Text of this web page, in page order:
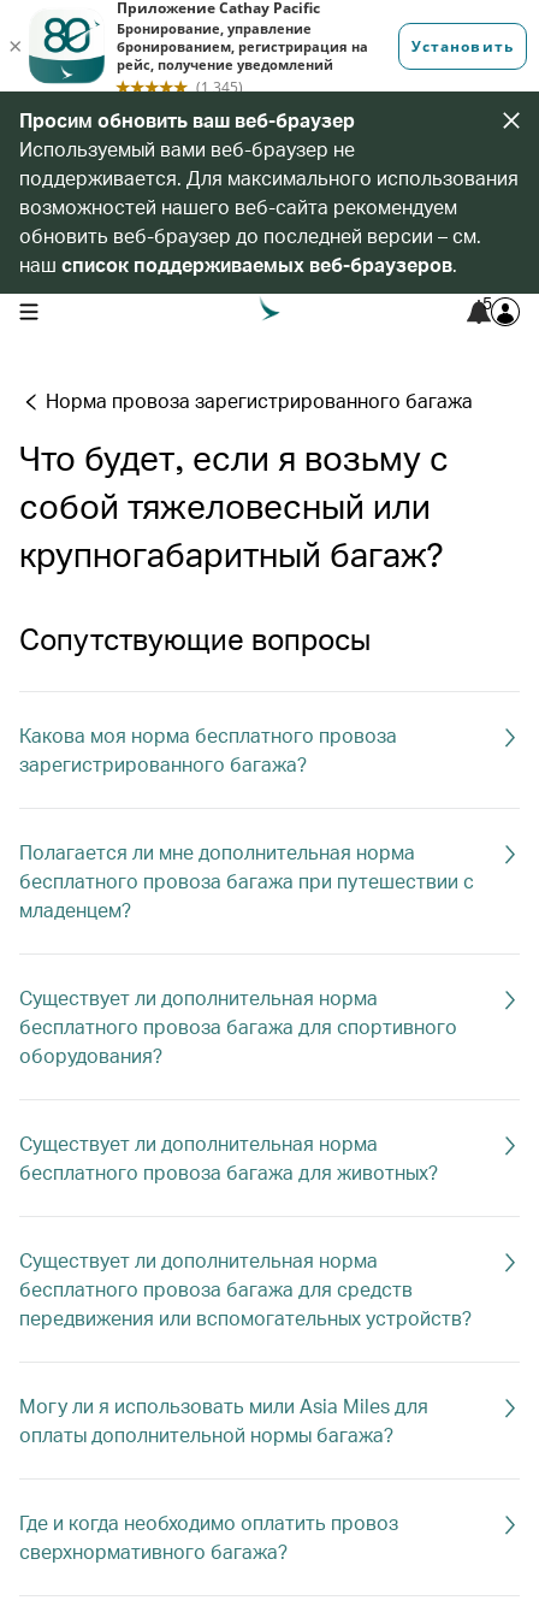
Просим обновить ваш веб-браузер
Используемый вами веб-браузер не
поддерживается. Для максимального использования
возможностей нашего веб-сайта рекомендуем
обновить веб-браузер до последней версии – см.
наш список поддерживаемых веб-браузеров.
open navigation menu 5
Норма провоза зарегистрированного багажа
Что будет, если я возьму с
собой тяжеловесный или
крупногабаритный багаж?
Сопутствующие вопросы
Какова моя норма бесплатного провоза
зарегистрированного багажа?
Полагается ли мне дополнительная норма
бесплатного провоза багажа при путешествии с
младенцем?
Существует ли дополнительная норма
бесплатного провоза багажа для спортивного
оборудования?
Существует ли дополнительная норма
бесплатного провоза багажа для животных?
Существует ли дополнительная норма
бесплатного провоза багажа для средств
передвижения или вспомогательных устройств?
Могу ли я использовать мили Asia Miles для
оплаты дополнительной нормы багажа?
Где и когда необходимо оплатить провоз
сверхнормативного багажа?